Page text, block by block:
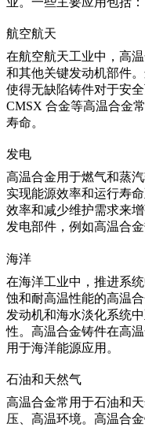
航空航天
在航空航天工业中，高
和其他关键发动机部件
使得无缺陷铸件对于安
CMSX 合金等高温合金
寿命。
发电
高温合金用于燃气和蒸
实现能源效率和运行寿
效率和减少维护需求来
发电部件，例如高温合
海洋
在海洋工业中，推进系
蚀和耐高温性能的高温
发动机和海水淡化系统
性。高温合金铸件在高
用于海洋能源应用。
石油和天然气
高温合金常用于石油和
压、高温环境。高温合